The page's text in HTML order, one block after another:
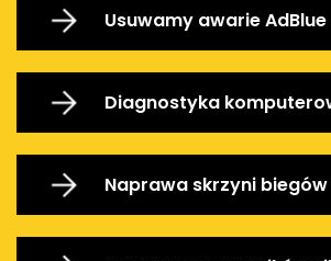
Usuwamy awarie AdBlue
Diagnostyka
Naprawa skrzyni biegów